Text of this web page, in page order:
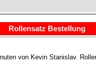
Rollensatz Bestellung
von Kevin Stanislav.